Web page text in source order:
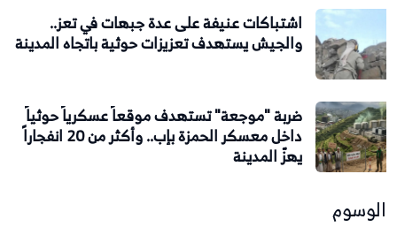
اشتباكات عنيفة على عدة جبهات في تعز..
والجيش يستهدف تعزيزات حوثية باتجاه المدينة
ضربة "موجعة" تستهدف موقعاً عسكرياً حوثياً
داخل معسكر الحمزة بإب.. وأكثر من 20 انفجاراً
يهزّ المدينة
الوسوم